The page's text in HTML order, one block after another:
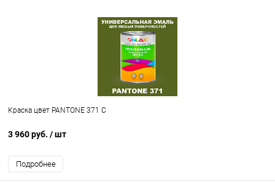
Краска цвет PANTONE 371 C
3 960 руб. / шт
Подробнее